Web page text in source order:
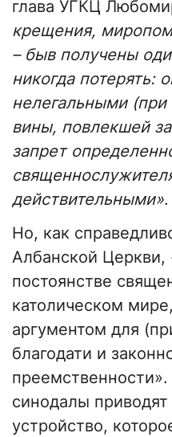
глава УГКЦ
крещения,
– быв получены
никогда потерять:
нелегальными
вины, повлекшей
запрет
действительными».
Но, как
Албанской Церкви,
постоянстве
католическом
аргументом для
благодати и
синодалы
устройство,